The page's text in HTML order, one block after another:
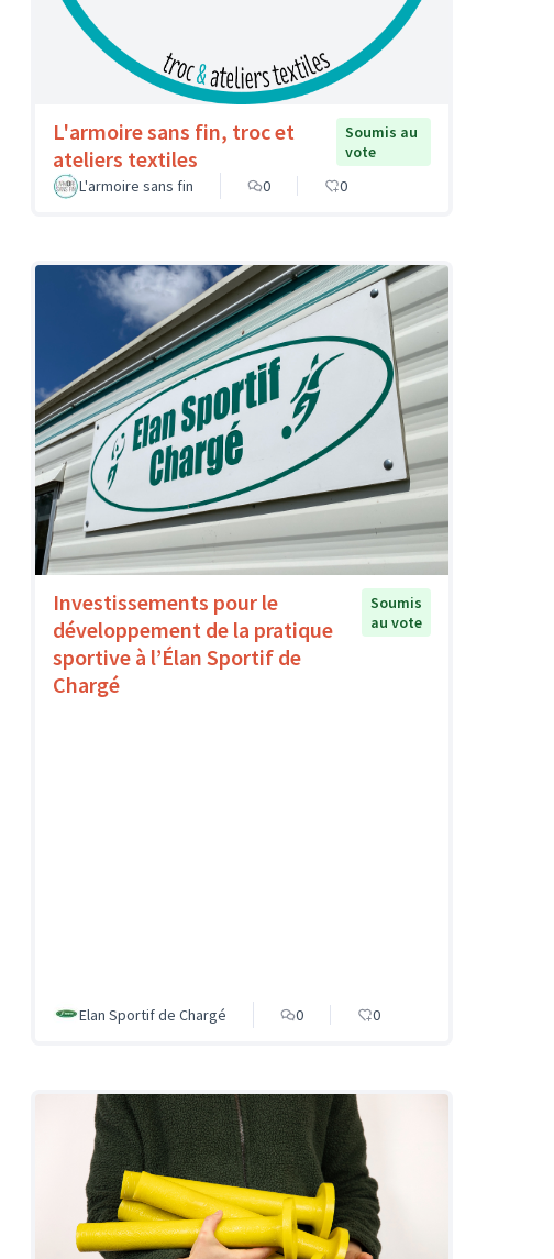
L'armoire sans fin, troc et
ateliers textiles
Soumis au
vote
L'armoire sans fin
0 0
Investissements pour le
développement de la pratique
sportive à l’Élan Sportif de
Chargé
Soumis
au vote
Elan Sportif de Chargé 0 0